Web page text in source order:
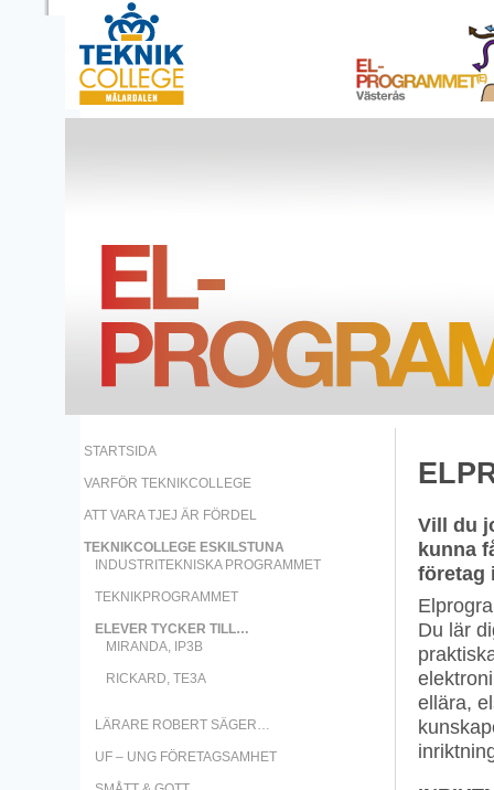
Vill du
kunna
företag
Du lär
ellära,
STARTSIDA
VARFÖR TEKNIKCOLLEGE
ATT VARA TJEJ ÄR FÖRDEL
TEKNIKCOLLEGE ESKILSTUNA
INDUSTRITEKNISKA PROGRAMMET
TEKNIKPROGRAMMET
ELEVER TYCKER TILL…
MIRANDA, IP3B
RICKARD, TE3A
LÄRARE ROBERT SÄGER…
UF – UNG FÖRETAGSAMHET